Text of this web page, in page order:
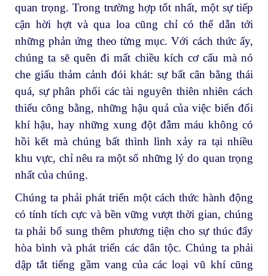
quan trọng. Trong trường hợp tốt nhất, một sự tiếp
cận hời hợt và qua loa cũng chỉ có thể dẫn tới
những phản ứng theo từng mục. Với cách thức ấy,
chúng ta sẽ quên đi mất chiều kích cơ cấu mà nó
che giấu thảm cảnh đói khát: sự bất cân bằng thái
quá, sự phân phối các tài nguyên thiên nhiên cách
thiếu công bằng, những hậu quả của việc biến đổi
khí hậu, hay những xung đột đẫm máu không có
hồi kết mà chúng bất thình lình xảy ra tại nhiều
khu vực, chỉ nêu ra một số những lý do quan trọng
nhất của chúng.
Chúng ta phải phát triển một cách thức hành động
có tính tích cực và bền vững vượt thời gian, chúng
ta phải bổ sung thêm phương tiện cho sự thúc đẩy
hòa bình và phát triển các dân tộc. Chúng ta phải
dập tắt tiếng gầm vang của các loại vũ khí cũng